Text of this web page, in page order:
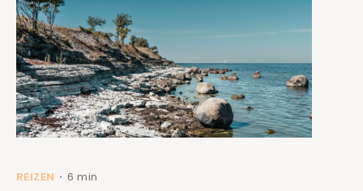
REIZEN •6 min